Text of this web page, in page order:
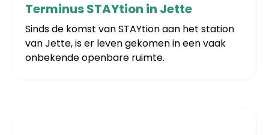
Terminus STAYtion in Jette
Sinds de komst van STAYtion aan het station
van Jette, is er leven gekomen in een vaak
onbekende openbare ruimte.